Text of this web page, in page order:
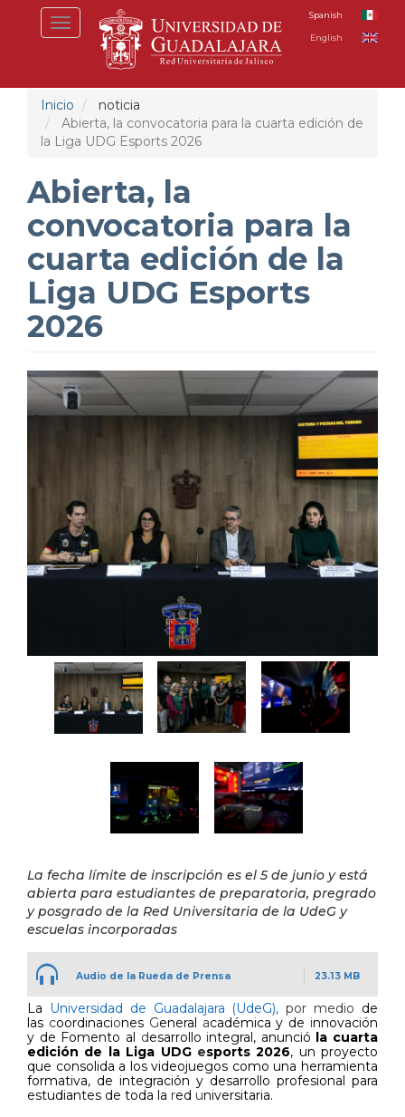
Toggle
navigation
Spanish
English
Inicio
noticia
Abierta, la convocatoria para la cuarta edición de
la Liga UDG Esports 2026
Abierta, la
convocatoria para la
cuarta edición de la
Liga UDG Esports
2026
La fecha límite de inscripción es el 5 de junio y está
abierta para estudiantes de preparatoria, pregrado
y posgrado de la Red Universitaria de la UdeG y
escuelas incorporadas
Audio de la Rueda de Prensa 23.13 MB
La Universidad de Guadalajara (UdeG), por medio de
las coordinaciones General académica y de innovación
y de Fomento al desarrollo integral, anunció la cuarta
edición de la Liga UDG esports 2026, un proyecto
que consolida a los videojuegos como una herramienta
formativa, de integración y desarrollo profesional para
estudiantes de toda la red universitaria.